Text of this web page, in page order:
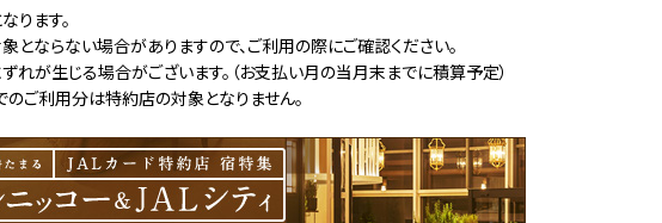
ります。
ならない場合がありますので、ご利用の際にご確認ください。
が生じる場合がございます。（お支払い月の当月末までに積算予定）
ご利用分は特約店の対象となりません。